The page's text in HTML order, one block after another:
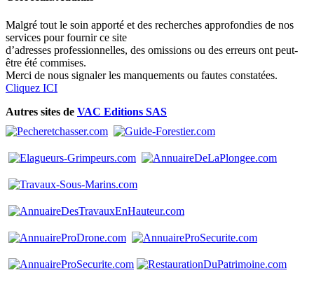
Malgré tout le soin apporté et des recherches approfondies de nos
services pour fournir ce site
d’adresses professionnelles, des omissions ou des erreurs ont peut-
être été commises.
Merci de nous signaler les manquements ou fautes constatées.
Cliquez ICI
Autres sites de VAC Editions SAS